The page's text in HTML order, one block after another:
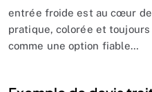
entrée froide est au cœur
pratique, colorée et
comme une option fiable…